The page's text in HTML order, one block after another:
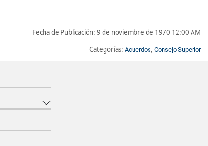
Fecha de Publicación: 9 de noviembre de 1970 12:00 AM
Categorías: Acuerdos, Consejo Superior